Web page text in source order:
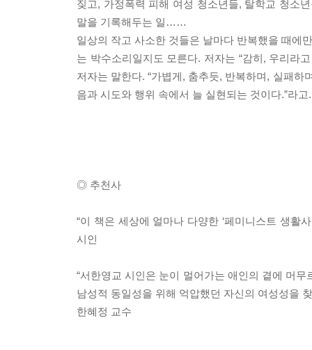
짖고, 가정폭력 피해 여성 청소년들, 탈학교 청소
말을 기록해두는 일……
일상의 작고 사소한 것들은 날마다 반복했을 때에
는 박수소리일지도 모른다. 저자는 “감히, 우리라
저자는 말한다. “가볍게, 춤추듯, 반복하며, 실패
음과 시도와 행위 속에서 늘 실현되는 것이다.”라고.
◎ 추천사
“이 책은 세상에 얼마나 다양한 ‘페미니스트 생활
시인
“서한영교 시인은 눈이 멀어가는 애인의 곁에 머
남성적 동일성을 위해 억압했던 자신의 여성성을
한혜정 교수